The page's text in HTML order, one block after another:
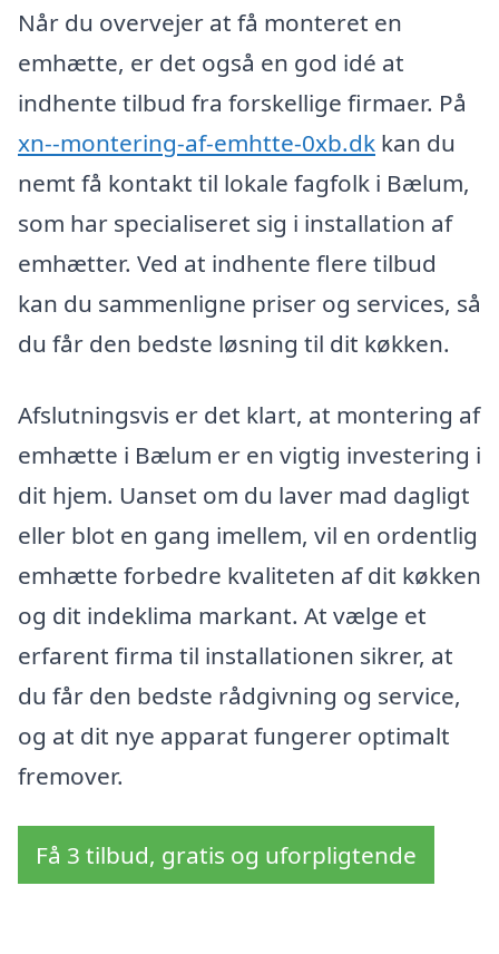
Når du overvejer at få monteret en
emhætte, er det også en god idé at
indhente tilbud fra forskellige firmaer. På
xn--montering-af-emhtte-0xb.dk kan du
nemt få kontakt til lokale fagfolk i Bælum,
som har specialiseret sig i installation af
emhætter. Ved at indhente flere tilbud
kan du sammenligne priser og services, så
du får den bedste løsning til dit køkken.
Afslutningsvis er det klart, at montering af
emhætte i Bælum er en vigtig investering i
dit hjem. Uanset om du laver mad dagligt
eller blot en gang imellem, vil en ordentlig
emhætte forbedre kvaliteten af dit køkken
og dit indeklima markant. At vælge et
erfarent firma til installationen sikrer, at
du får den bedste rådgivning og service,
og at dit nye apparat fungerer optimalt
fremover.
Få 3 tilbud, gratis og uforpligtende